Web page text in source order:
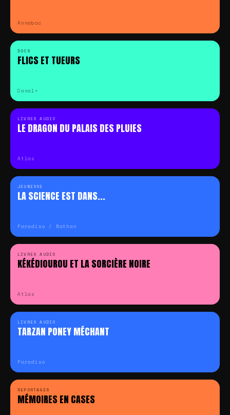
Annabac
DOCS
FLICS ET TUEURS
Canal+
LIVRES AUDIO
LE DRAGON DU PALAIS DES PLUIES
Atlas
JEUNESSE
LA SCIENCE EST DANS...
Paradiso / Nathan
LIVRES AUDIO
KÉKÉDIOUROU ET LA SORCIÈRE NOIRE
Atlas
LIVRES AUDIO
TARZAN PONEY MÉCHANT
Paradiso
REPORTAGES
MÉMOIRES EN CASES